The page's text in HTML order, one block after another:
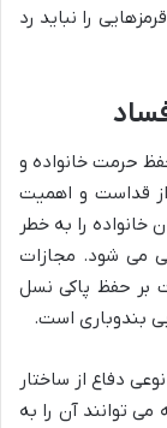
را نباید رد
حرمت خانواده و
از قداست و اهمیت
خانواده را به خطر
می شود. مجازات
بر حفظ پاکی نسل
بندوباری است.
دفاع از ساختار
می توانند آن را به